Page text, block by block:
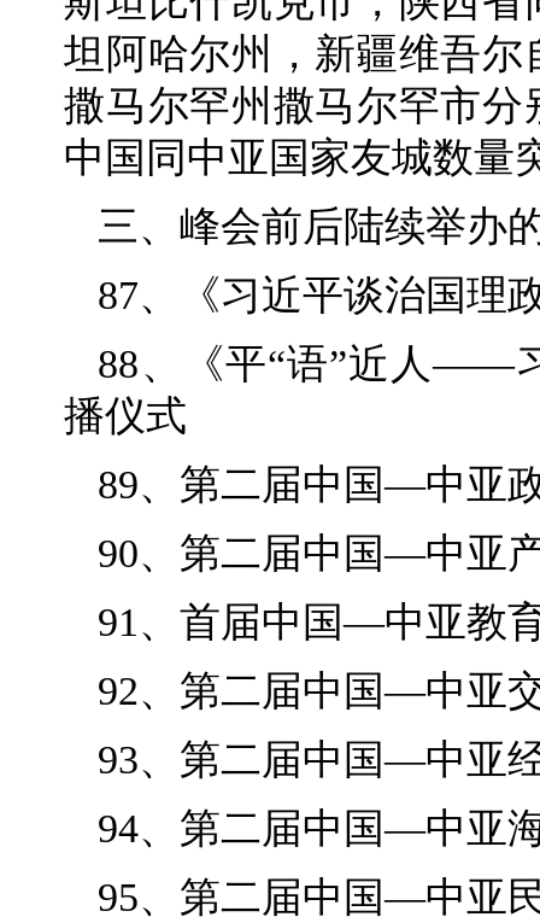
坦阿哈尔州，新疆维吾
撒马尔罕州撒马尔罕市
中国同中亚国家友城数量
三、峰会前后陆续举办
87、《习近平谈治国理
88、《平“语”近人——
播仪式
89、第二届中国—中亚
90、第二届中国—中亚
91、首届中国—中亚教
92、第二届中国—中亚
93、第二届中国—中亚
94、第二届中国—中亚
95、第二届中国—中亚